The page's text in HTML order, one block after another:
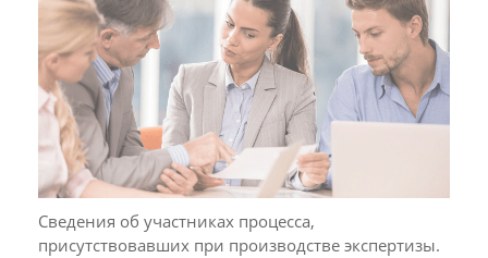
Сведения об участниках процесса,
присутствовавших при производстве экспертизы.